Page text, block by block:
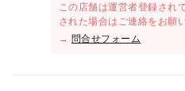
この店舗は運営者登録され
された場合はご連絡をお願
→ 問合せフォーム